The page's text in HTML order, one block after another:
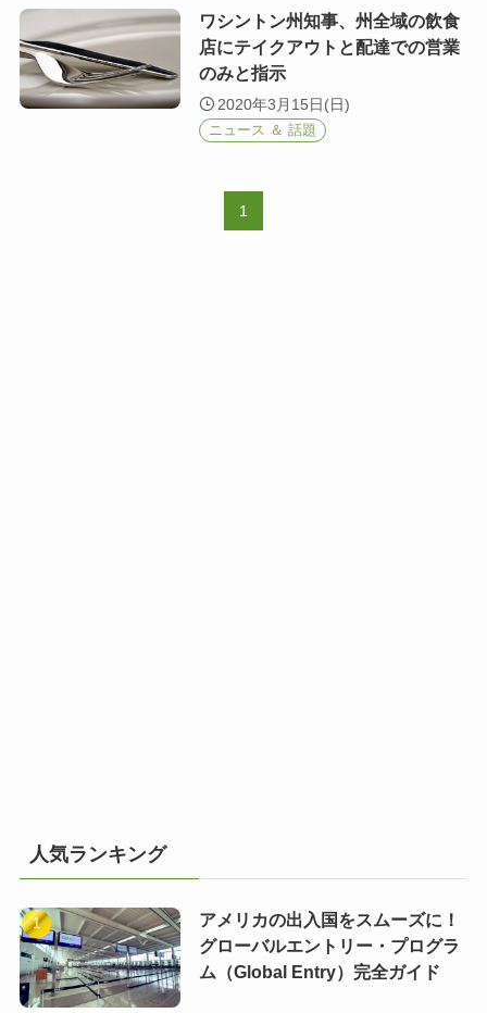
ワシントン州知事、州全域の飲食
店にテイクアウトと配達での営業
のみと指示
2020年3月15日(日)
ニュース ＆ 話題
1
人気ランキング
アメリカの出入国をスムーズに！
グローバルエントリー・プログラ
ム（Global Entry）完全ガイド